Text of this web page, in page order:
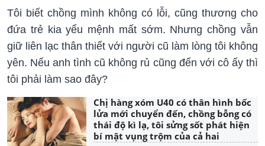
Tôi biết chồng mình không có lỗi, cũng thương cho
đứa trẻ kia yểu mệnh mất sớm. Nhưng chồng vẫn
giữ liên lạc thân thiết với người cũ làm lòng tôi không
yên. Nếu anh tình cũ không rủ cũng đến với cô ấy thì
tôi phải làm sao đây?
Chị hàng xóm U40 có thân hình bốc
lửa mới chuyển đến, chồng bỗng có
thái độ kì lạ, tôi sửng sốt phát hiện
bí mật vụng trộm của cả hai